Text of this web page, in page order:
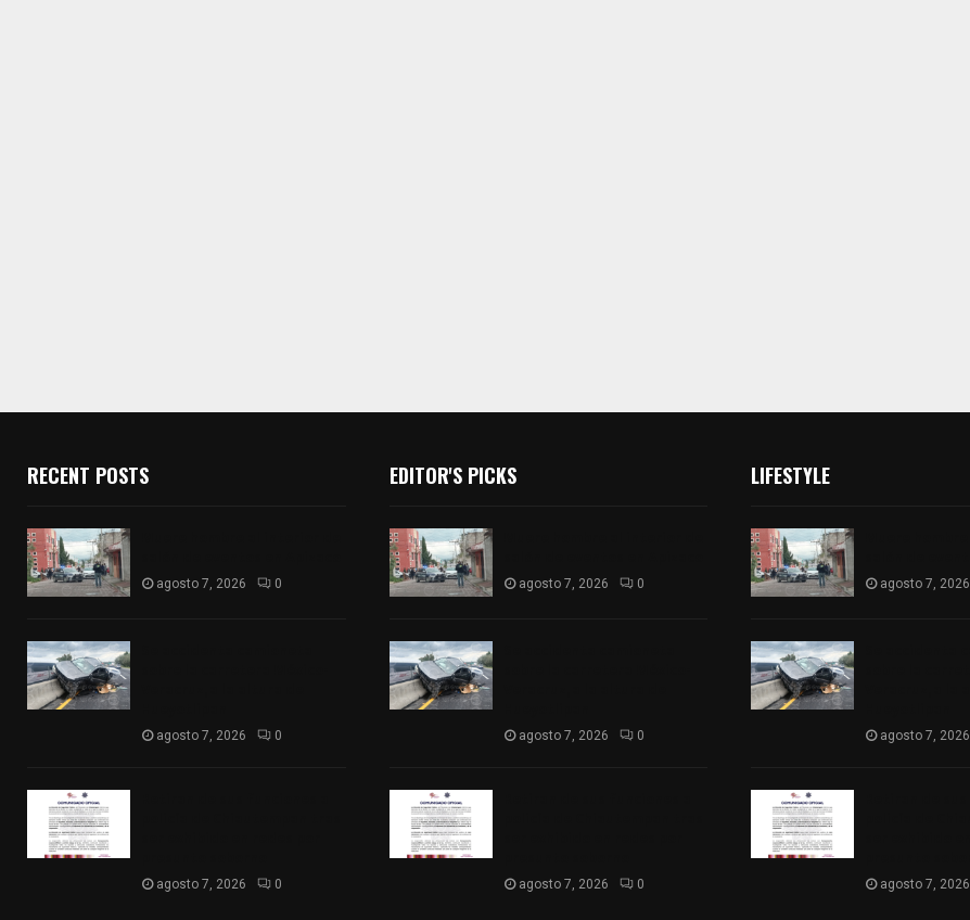
RECENT POSTS
agosto 7, 2026 0
agosto 7, 2026 0
agosto 7, 2026 0
EDITOR'S PICKS
agosto 7, 2026 0
agosto 7, 2026 0
agosto 7, 2026 0
LIFESTYLE
agosto 7, 2026
agosto 7, 2026
agosto 7, 2026